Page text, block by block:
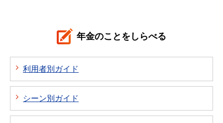
年金のことをしらべる
利用者別ガイド
シーン別ガイド